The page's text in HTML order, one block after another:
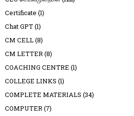
Certificate (1)
Chat GPT(1)
CM CELL(8)
CM LETTER(8)
COACHING CENTRE (1)
COLLEGE LINKS (1)
COMPLETE MATERIALS (34)
COMPUTER(7)